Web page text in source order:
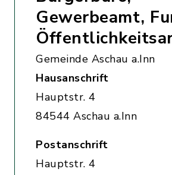
Gewerbeamt,
Gemeinde Aschau a.Inn
Hausanschrift
Hauptstr. 4
84544 Aschau a.Inn
Postanschrift
Hauptstr. 4